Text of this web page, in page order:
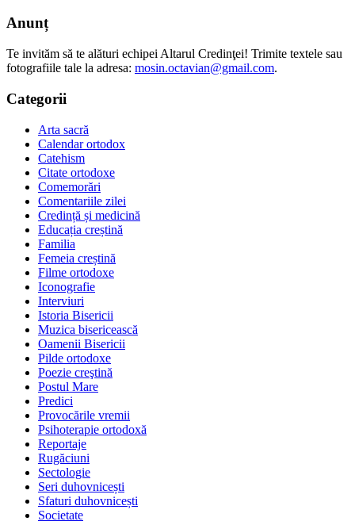
Anunț
Te invităm să te alături echipei Altarul Credinţei! Trimite textele sau
fotografiile tale la adresa: mosin.octavian@gmail.com.
Categorii
Arta sacră
Calendar ortodox
Catehism
Citate ortodoxe
Comemorări
Comentariile zilei
Credință și medicină
Educația creștină
Familia
Femeia creștină
Filme ortodoxe
Iconografie
Interviuri
Istoria Bisericii
Muzica bisericească
Oamenii Bisericii
Pilde ortodoxe
Poezie creştină
Postul Mare
Predici
Provocările vremii
Psihoterapie ortodoxă
Reportaje
Rugăciuni
Sectologie
Seri duhovnicești
Sfaturi duhovnicești
Societate